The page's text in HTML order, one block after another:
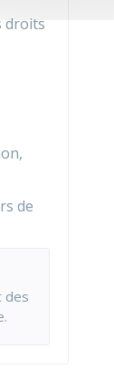
droits
de
des